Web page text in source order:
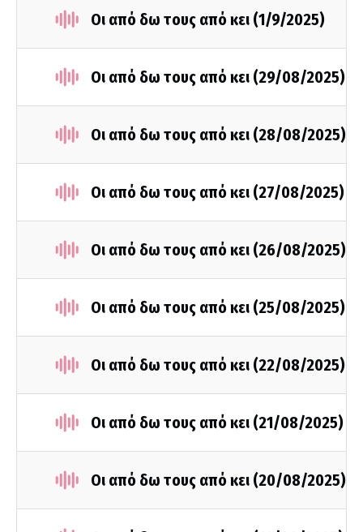
Οι από δω τους από κει (1/9/2025)
Οι από δω τους από κει (29/08/2025)
Οι από δω τους από κει (28/08/2025)
Οι από δω τους από κει (27/08/2025)
Οι από δω τους από κει (26/08/2025)
Οι από δω τους από κει (25/08/2025)
Οι από δω τους από κει (22/08/2025)
Οι από δω τους από κει (21/08/2025)
Οι από δω τους από κει (20/08/2025)